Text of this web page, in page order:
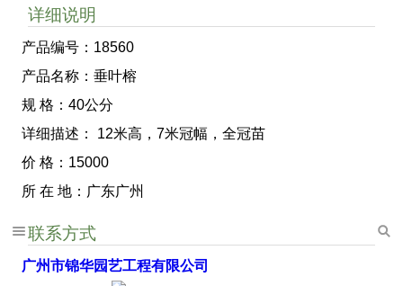
详细说明
产品编号：18560
产品名称：垂叶榕
规 格：40公分
详细描述： 12米高，7米冠幅，全冠苗
价 格：15000
所 在 地：广东广州
联系方式
广州市锦华园艺工程有限公司